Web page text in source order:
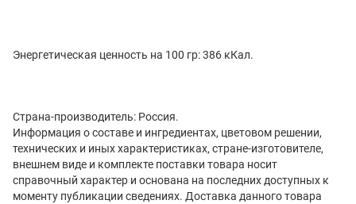
Энергетическая ценность на 100 гр: 386 кКал.
Страна-производитель: Россия.
Информация о составе и ингредиентах, цветовом решении,
технических и иных характеристиках, стране-изготовителе,
внешнем виде и комплекте поставки товара носит
справочный характер и основана на последних доступных к
моменту публикации сведениях. Доставка данного товара